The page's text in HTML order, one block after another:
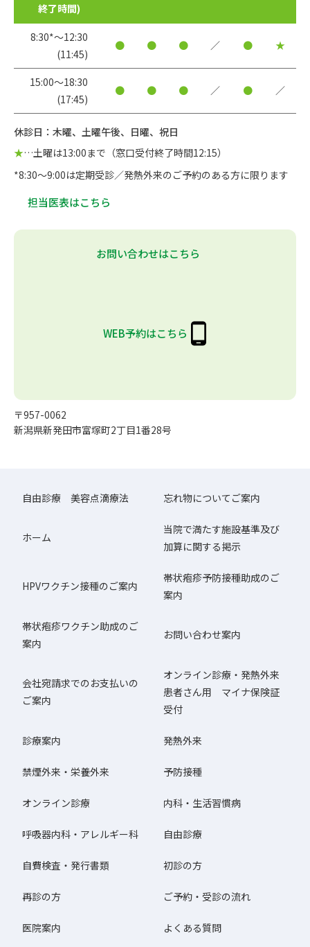
終了時間)
8:30*〜12:30
(11:45)
● ● ● ／ ● ★
15:00〜18:30
(17:45)
● ● ● ／ ● ／
休診日：木曜、土曜午後、日曜、祝日
★…土曜は13:00まで（窓口受付終了時間12:15）
*8:30～9:00は定期受診／発熱外来のご予約のある方に限ります
担当医表はこちら
お問い合わせはこちら
WEB予約はこちら
〒957-0062
新潟県新発田市富塚町2丁目1番28号
自由診療 美容点滴療法 忘れ物についてご案内
ホーム
当院で満たす施設基準及び
加算に関する掲示
HPVワクチン接種のご案内
帯状疱疹予防接種助成のご
案内
帯状疱疹ワクチン助成のご
案内
お問い合わせ案内
会社宛請求でのお支払いの
ご案内
オンライン診療・発熱外来
患者さん用 マイナ保険証
受付
診療案内 発熱外来
禁煙外来・栄養外来 予防接種
オンライン診療 内科・生活習慣病
呼吸器内科・アレルギー科 自由診療
自費検査・発行書類 初診の方
再診の方 ご予約・受診の流れ
医院案内 よくある質問